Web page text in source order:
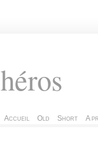
Accueil Old Short A